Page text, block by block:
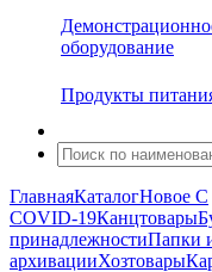
оборудование
Продукты
ГлавнаяКаталогНовое С
COVID-19Канцтовары
принадлежностиПапки
архивацииХозтовары